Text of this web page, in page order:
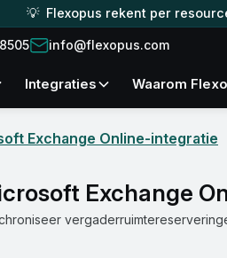
💡 Flexopus rekent per
info@flexopus.com
Integraties Waarom
Exchange Online-integratie
Exchange